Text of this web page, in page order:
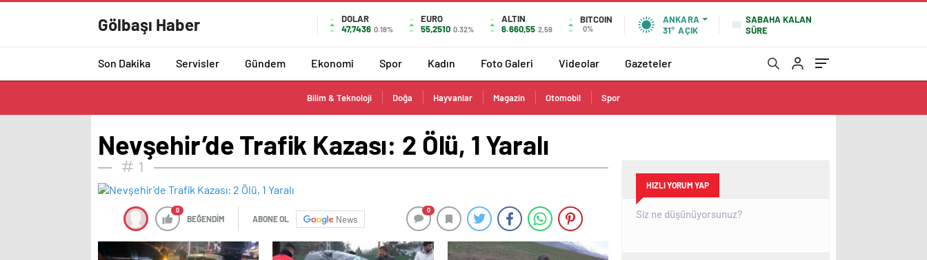
Gölbaşı Haber
DOLAR
47,7436 0.18%
EURO
55,2510 0.32%
ALTIN
6.660,55 2,59
BITCOIN
0%
ANKARA
31° AÇIK
SABAHA KALAN
SÜRE
Son Dakika Servisler Gündem Ekonomi Spor Kadın Foto Galeri Videolar Gazeteler
Bilim & Teknoloji Doğa Hayvanlar Magazin Otomobil Spor
Nevşehir’de Trafik Kazası: 2 Ölü, 1 Yaralı
1
0
BEĞENDİM ABONE OL News
0
HIZLI YORUM YAP